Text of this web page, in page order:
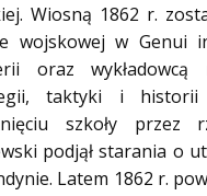
Wiosną 1862 r.
wojskowej w Genui
oraz wykładowcą
taktyki i historii
szkoły przez
podjął starania o
Latem 1862 r.